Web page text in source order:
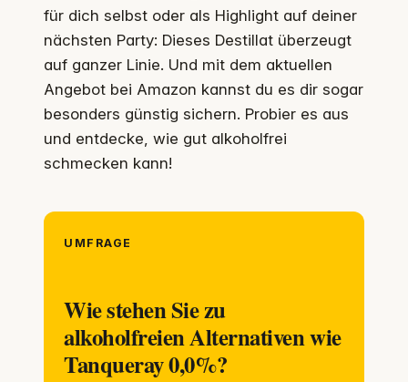
für dich selbst oder als Highlight auf deiner
nächsten Party: Dieses Destillat überzeugt
auf ganzer Linie. Und mit dem aktuellen
Angebot bei Amazon kannst du es dir sogar
besonders günstig sichern. Probier es aus
und entdecke, wie gut alkoholfrei
schmecken kann!
UMFRAGE
Wie stehen Sie zu
alkoholfreien Alternativen wie
Tanqueray 0,0%?